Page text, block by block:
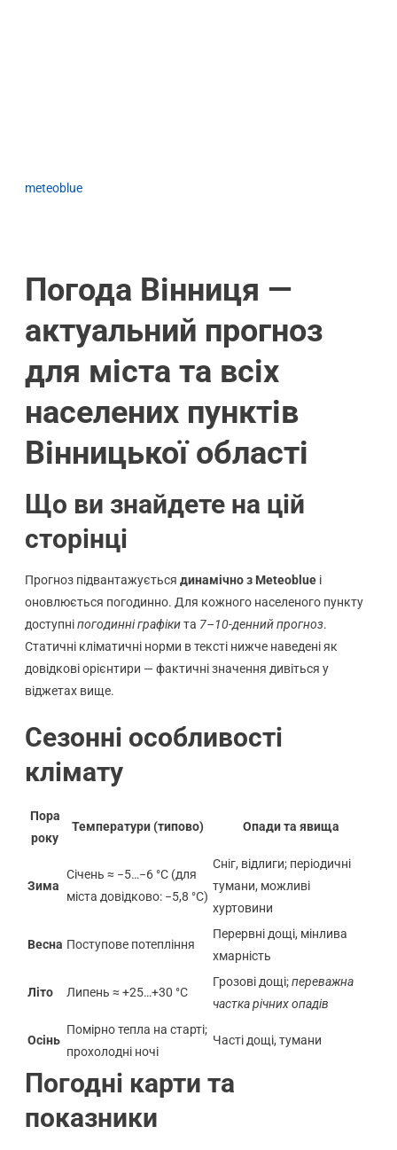
meteoblue
Погода Вінниця —
актуальний прогноз
для міста та всіх
населених пунктів
Вінницької області
Що ви знайдете на цій
сторінці
Прогноз підвантажується динамічно з Meteoblueі
оновлюється погодинно. Для кожного населеного пункту
доступніпогодинні графікита 7–10-денний прогноз.
Статичні кліматичні норми в тексті нижче наведені як
довідкові орієнтири — фактичні значення дивіться у
віджетах вище.
Сезонні особливості
клімату
Пора
року
Температури (типово) Опади та явища
Зима
Січень ≈ −5…−6 °C (для
міста довідково: −5,8 °C)
Сніг, відлиги; періодичні
тумани, можливі
хуртовини
Весна Поступове потепління
Перервні дощі, мінлива
хмарність
Літо Липень ≈ +25…+30 °C
Грозові дощі;переважна
частка річних опадів
Осінь
Помірно тепла на старті;
прохолодні ночі
Часті дощі, тумани
Погодні карти та
показники